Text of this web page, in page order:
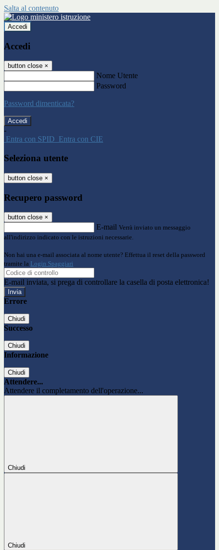
Salta al contenuto
Accedi
Accedi
button close ×
Nome Utente
Password
Password dimenticata?
-
Entra con SPID Entra con CIE
Seleziona utente
button close ×
Recupero password
button close ×
E-mail Verrà inviato un messaggio
all'indirizzo indicato con le istruzioni necessarie.
Non hai una e-mail associata al nome utente? Effettua il reset della password
tramite la Login Spaggiari
E-mail inviata, si prega di controllare la casella di posta elettronica!
Errore
Chiudi
Successo
Chiudi
Informazione
Chiudi
Attendere...
Attendere il completamento dell'operazione...
Chiudi
Chiudi